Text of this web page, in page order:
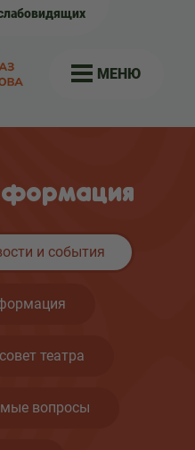
МЕНЮ
и события
театра
вопросы